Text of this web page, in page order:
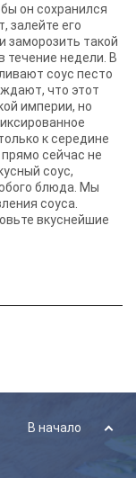
он сохранился
залейте его
заморозить такой
течение недели. В
соус песто
что этот
империи, но
к середине
сейчас не
соус,
блюда. Мы
соуса.
вкуснейшие
В начало